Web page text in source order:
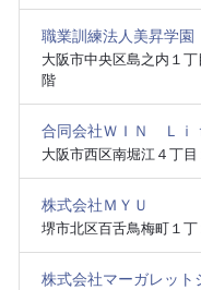
職業訓練法人美昇学園
大阪市中央区島之内１
階
合同会社ＷＩＮ Ｌｉ
大阪市西区南堀江４丁
株式会社ＭＹＵ
堺市北区百舌鳥梅町１丁
株式会社マーガレット